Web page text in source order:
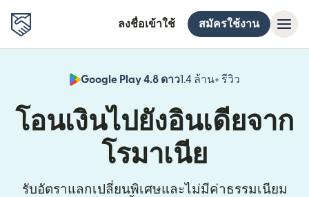
ลงชื่อเข้าใช้ สมัครใช้งาน
Google Play 4.8 ดาว1.4 ล้าน+ รีวิว
(เปิดในหน้าต่
โอนเงินไปยังอินเดียจาก
โรมาเนีย
รับอัตราแลกเปลี่ยนพิเศษและไม่มีค่าธรรมเนียม